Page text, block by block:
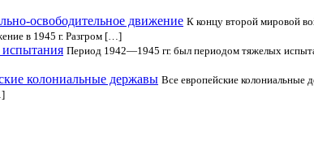
освободительное движение К концу второй мировой
в 1945 г. Разгром […]
Период 1942—1945 гг. был периодом тяжелых
колониальные державы Все европейские колониальные